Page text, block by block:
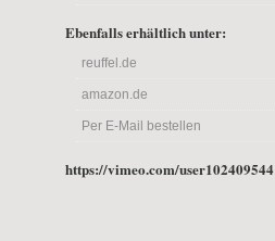
Ebenfalls erhältlich unter:
reuffel.de
amazon.de
Per E-Mail bestellen
https://vimeo.com/user102409544